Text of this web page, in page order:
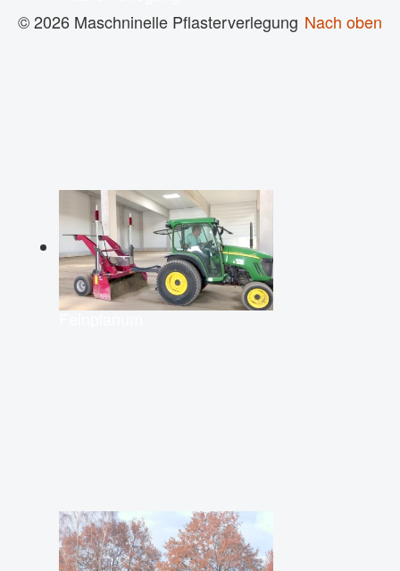
Feinplanum
Nach oben
© 2026 Maschninelle Pflasterverlegung